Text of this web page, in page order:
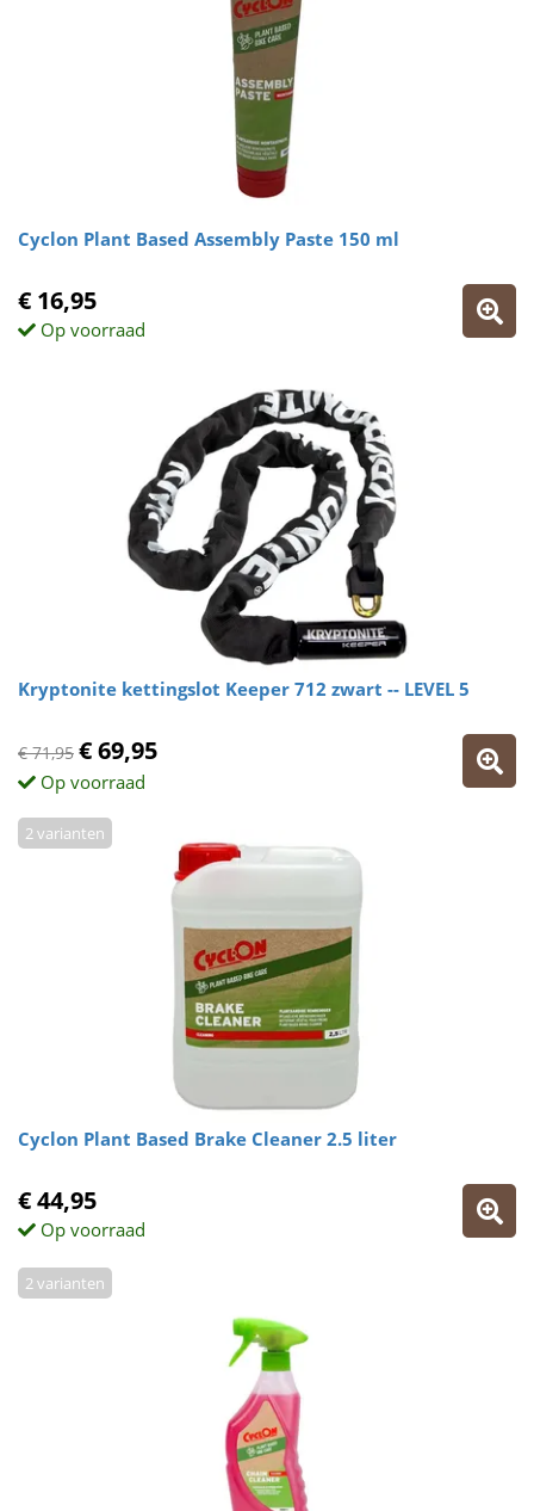
Cyclon Plant Based Assembly Paste 150 ml
€ 16,95
Op voorraad
Kryptonite kettingslot Keeper 712 zwart -- LEVEL 5
€ 71,95 € 69,95
Op voorraad
Cyclon Plant Based Brake Cleaner 2.5 liter
2 varianten
€ 44,95
Op voorraad
2 varianten